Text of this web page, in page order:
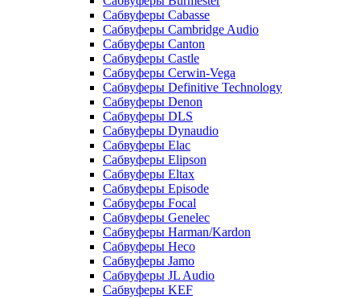
Сабвуферы Cabasse
Сабвуферы Cambridge Audio
Сабвуферы Canton
Сабвуферы Castle
Сабвуферы Cerwin-Vega
Сабвуферы Definitive Technology
Сабвуферы Denon
Сабвуферы DLS
Сабвуферы Dynaudio
Сабвуферы Elac
Сабвуферы Elipson
Сабвуферы Eltax
Сабвуферы Episode
Сабвуферы Focal
Сабвуферы Genelec
Сабвуферы Harman/Kardon
Сабвуферы Heco
Сабвуферы Jamo
Сабвуферы JL Audio
Сабвуферы KEF